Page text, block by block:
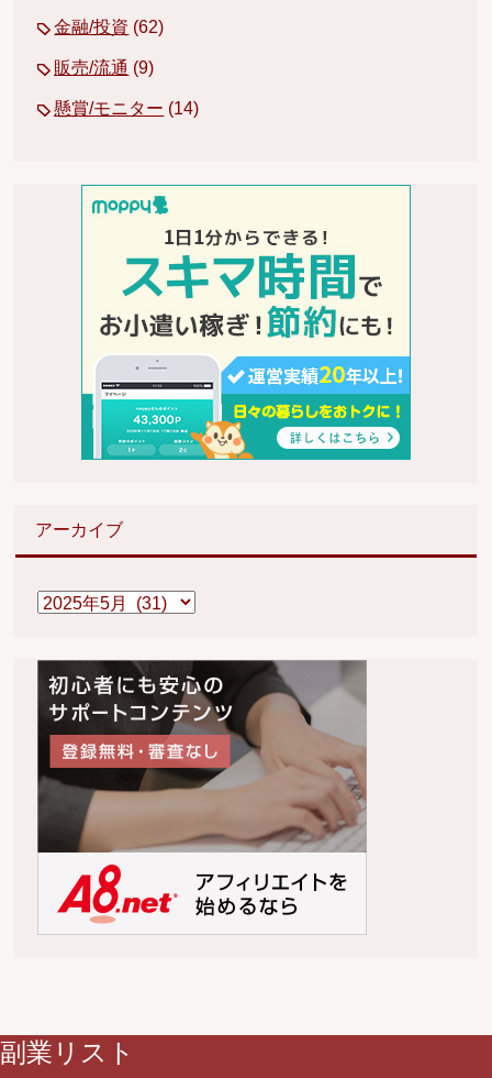
金融/投資 (62)
販売/流通 (9)
懸賞/モニター (14)
アーカイブ
ア
ブ
副業リスト